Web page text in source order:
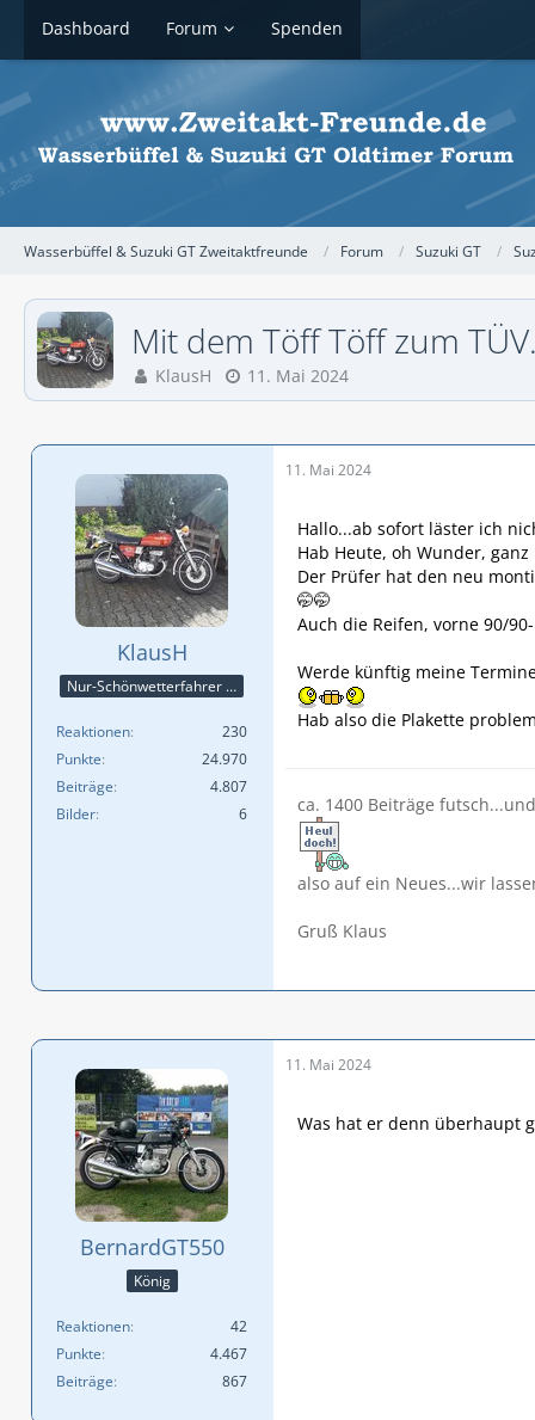
Dashboard Forum Spenden
Wasserbüffel & Suzuki GT Zweitaktfreunde Forum Suzuki GT
Mit dem Töff Töff zum
KlausH 11. Mai 2024
KlausH
Nur-Schönwetterfahrer !!! 😎😎😎
Reaktionen
230
Punkte
24.970
Beiträge
4.807
Bilder
6
11. Mai 2024
Hallo...ab sofort läster ich
Hab Heute, oh Wunder,
Der Prüfer hat den neu
🤭🤭
Auch die Reifen, vorne 90/
Werde künftig meine
Hab also die Plakette
ca. 1400 Beiträge
also auf ein Neues...wir
Gruß Klaus
BernardGT550
König
Reaktionen
42
Punkte
4.467
Beiträge
867
11. Mai 2024
Was hat er denn überhaupt